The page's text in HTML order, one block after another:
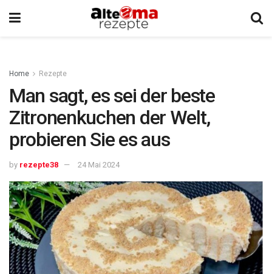
Home Rezepte
Man sagt, es sei der beste
Zitronenkuchen der Welt,
probieren Sie es aus
by rezepte38 24 Mai 2024